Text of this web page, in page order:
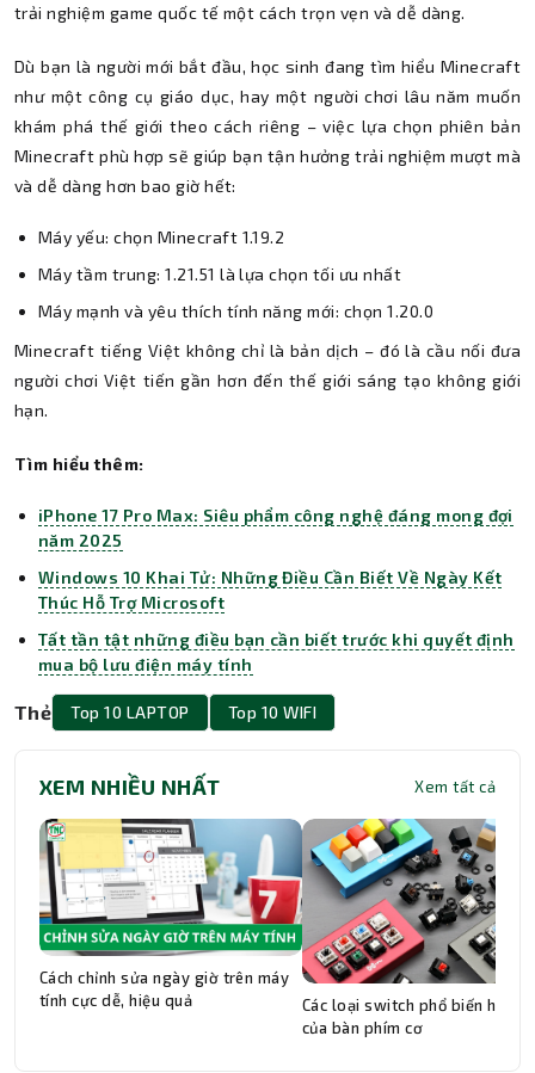
trải nghiệm game quốc tế một cách trọn vẹn và dễ dàng.
Dù bạn là người mới bắt đầu, học sinh đang tìm hiểu Minecraft
như một công cụ giáo dục, hay một người chơi lâu năm muốn
khám phá thế giới theo cách riêng – việc lựa chọn phiên bản
Minecraft phù hợp sẽ giúp bạn tận hưởng trải nghiệm mượt mà
và dễ dàng hơn bao giờ hết:
Máy yếu: chọn Minecraft 1.19.2
Máy tầm trung: 1.21.51 là lựa chọn tối ưu nhất
Máy mạnh và yêu thích tính năng mới: chọn 1.20.0
Minecraft tiếng Việt không chỉ là bản dịch – đó là cầu nối đưa
người chơi Việt tiến gần hơn đến thế giới sáng tạo không giới
hạn.
Tìm hiểu thêm:
iPhone 17 Pro Max: Siêu phẩm công nghệ đáng mong đợi
năm 2025
Windows 10 Khai Tử: Những Điều Cần Biết Về Ngày Kết
Thúc Hỗ Trợ Microsoft
Tất tần tật những điều bạn cần biết trước khi quyết định
mua bộ lưu điện máy tính
Thẻ Top 10 LAPTOP Top 10 WIFI
XEM NHIỀU NHẤT Xem tất cả
Cách chỉnh sửa ngày giờ trên máy
tính cực dễ, hiệu quả
Các loại switch phổ biến hiện
của bàn phím cơ